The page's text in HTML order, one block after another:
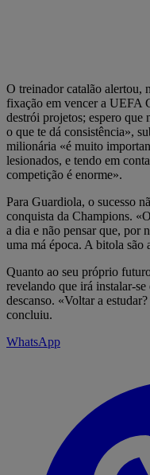
O treinador catalão alertou,
fixação em vencer a UEFA
destrói projetos; espero que
o que te dá consistência»,
milionária «é muito
lesionados, e tendo em
competição é enorme».
Para Guardiola, o sucesso
conquista da Champions.
a dia e não pensar que, por
uma má época. A bitola são
Quanto ao seu próprio
revelando que irá instalar-
descanso. «Voltar a
concluiu.
WhatsApp